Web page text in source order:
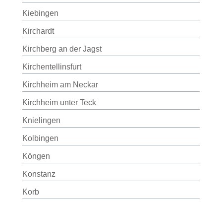
Kiebingen
Kirchardt
Kirchberg an der Jagst
Kirchentellinsfurt
Kirchheim am Neckar
Kirchheim unter Teck
Knielingen
Kolbingen
Köngen
Konstanz
Korb